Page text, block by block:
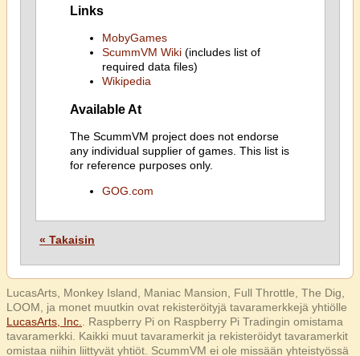
Links
MobyGames
ScummVM Wiki(includes list of
required data files)
Wikipedia
Available At
The ScummVM project does not endorse
any individual supplier of games. This list is
for reference purposes only.
GOG.com
« Takaisin
LucasArts, Monkey Island, Maniac Mansion, Full Throttle, The Dig,
LOOM, ja monet muutkin ovat rekisteröityjä tavaramerkkejä yhtiölle
LucasArts, Inc.
. Raspberry Pi on Raspberry Pi Tradingin omistama
tavaramerkki. Kaikki muut tavaramerkit ja rekisteröidyt tavaramerkit
omistaa niihin liittyvät yhtiöt. ScummVM ei ole missään yhteistyössä